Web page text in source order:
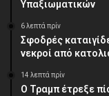
Υπαξιωματικών
6 λεπτά πρίν
Σφοδρές
νεκροί από
14 λεπτά πρίν
Ο Τραμπ έτρεξε